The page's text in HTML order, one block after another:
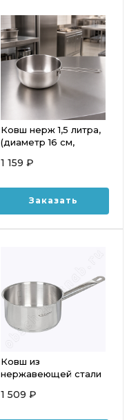
Ковш нерж 1,5 литра,
(диаметр 16 см,
толщина стали 0,8
1 159 ₽
Заказать
Ковш из
нержавеющей стали
л. (180*90мм) КТ-ОБ-
1 509 ₽